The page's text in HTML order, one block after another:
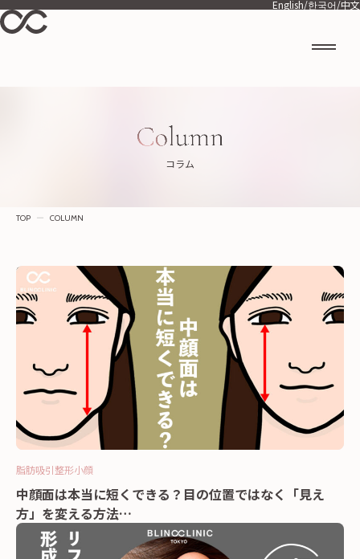
English/한국어/中文
コラム
TOP ー COLUMN
脂肪吸引整形小顔
中顔面は本当に短くできる？目の位置ではなく「見え
方」を変える方法…